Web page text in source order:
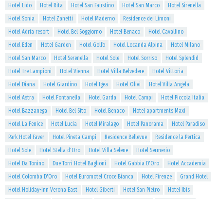
Hotel Lido
Hotel Rita Hotel San Faustino Hotel San Marco
Hotel Sirenella
Hotel Sonia
Hotel Zanetti Hotel Maderno
Residence dei Limoni
Hotel Adria resort
Hotel Bel Soggiorno Hotel Benaco
Hotel Cavallino
Hotel Eden
Hotel Garden Hotel Golfo Hotel Locanda Alpina
Hotel Milano
Hotel San Marco
Hotel Serenella Hotel Sole Hotel Sorriso
Hotel Splendid
Hotel Tre Lampioni
Hotel Vienna Hotel Villa Belvedere
Hotel Vittoria
Hotel Diana
Hotel Giardino Hotel Igea Hotel Olivi
Hotel Villa Angela
Hotel Astra
Hotel Fontanella Hotel Garda Hotel Campi
Hotel Piccola Italia
Hotel Bazzanega
Hotel Bel Sito Hotel Benaco
Hotel apartments Maxi
Hotel La Fenice
Hotel Lucia Hotel Miralago Hotel Panorama
Hotel Paradiso
Park Hotel Faver
Hotel Pineta Campi Residence Bellevue
Residence la Pertica
Hotel Sole
Hotel Stella d'Oro Hotel Villa Selene
Hotel Sermerio
Hotel Da Tonino
Due Torri Hotel Baglioni Hotel Gabbia D'Oro
Hotel Accademia
Hotel Colomba D'Oro
Hotel Euromotel Croce Bianca Hotel Firenze
Grand Hotel
Hotel Holiday-Inn Verona East
Hotel Giberti Hotel San Pietro
Hotel Ibis